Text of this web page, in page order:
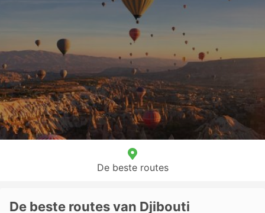
De beste routes
De beste routes van Djibouti